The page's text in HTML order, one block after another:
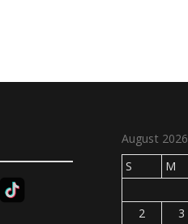
August 2026
S
M
2
3